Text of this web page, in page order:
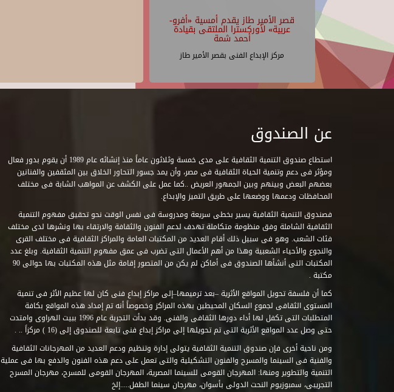
قصر الأمير طاز يقدم أمسية «أفرو-
عربية» لأوركسترا الملتقى بقيادة
أحمد شمة
مركز الإبداع الفنى بقصر الأمير طاز
عن الصندوق
استطاع صندوق التنمية الثقافية على مدى خمسة وثلاثون عاماً منذ إنشائه عام 1989 أن يقوم بدور فعال
ومؤثر فى دعم وتنمية الحياة الثقافية فى مصر، وأن يمد جسور التحاور الخلاق بين المثقفين والفنانين
بعضهم البعض وبينهم وبين الجمهور العريض ..كما عمل على الكشف عن المواهب الشابة فى مختلف
المحافظات ودعمها ووضعها على طريق التميز والإبداع.
فصندوق التنمية الثقافية يسير بخطى سريعة ومدروسة فى نفس الوقت نحو تحقيق مفهوم التنمية
الثقافية الشاملة وفق منظومة متكاملة تهدف لدعم الفنون والثقافة والارتقاء بها ونشرها لدى مختلف
فئات الشعب. وهو فى سبيل ذلك أقام العديد من المكتبات العامة والمراكز الثقافية فى مختلف القرى
والنجوع والأحياء الشعبية وهذا من أهم الأعمال التى تضرب فى عمق مفهوم التنمية الثقافية. وبلغ عدد
المكتبات التى أنشأها الصندوق فى أماكن لم يكن من المتصور إقامة مثل هذه المكتبات بها حوالى 90
مكتبة .
كما أن فلسفة تحويل المواقع الأثرية –بعد ترميمها–إلى مراكز إبداع فنى كان لها عظيم الأثر فى تنمية
المستوى الثقافى لجموع السكان المحيطين بهذه المراكز وخصوصاً أنه تم إمداد هذه المواقع بكافة
المتطلبات التى تكفل لها أداء دورها الثقافى والفنى. وقد بدأت التجربة عام 1996 ببيت الهراوى وامتدت
حتى وصل عدد المواقع الأثرية التى تم تحويلها إلى مراكز إبداع فنى تابعة للصندوق إلى (16 ) مركزاً .. .
ومن ناحية أخرى فإن صندوق التنمية الثقافية يتولى إدارة وتنظيم ودعم العديد من المهرجانات الثقافية
والفنية فى السينما والمسرح والفنون التشكيلية والتى تعمل على دعم هذه الفنون والدفع بها فى عملية
التنمية والتطوير ومنها: المهرجان القومى للسينما المصرية، المهرجان القومى للمسرح، مهرجان المسرح
التجريبى، سمبوزيوم النحت الدولى بأسوان، مهرجان سينما الطفل.....إلخ